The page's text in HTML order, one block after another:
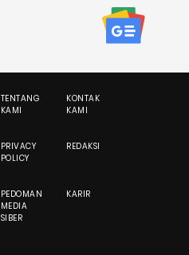
TENTANG
KAMI
KONTAK
KAMI
PRIVACY
POLICY
REDAKSI
PEDOMAN
MEDIA
SIBER
KARIR